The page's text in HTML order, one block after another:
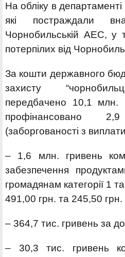
На обліку в
які постраждали
Чорнобильській АЕС, у
потерпілих від
За кошти державного
захисту
передбачено 10,1 млн.
профінансовано
(заборгованості з
– 1,6 млн. гривень
забезпечення
громадянам категорії 1
491,00 грн. та 245,50 грн.
– 364,7 тис. гривень за
– 30,3 тис. гривень